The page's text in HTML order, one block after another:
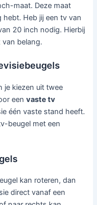
maat. Deze maat
hebt. Heb jij een tv van
20 inch nodig. Hierbij
van belang.
je kiezen uit twee
eenvaste tv
één vaste stand heeft.
beugel met een
kan roteren, dan
direct vanaf een